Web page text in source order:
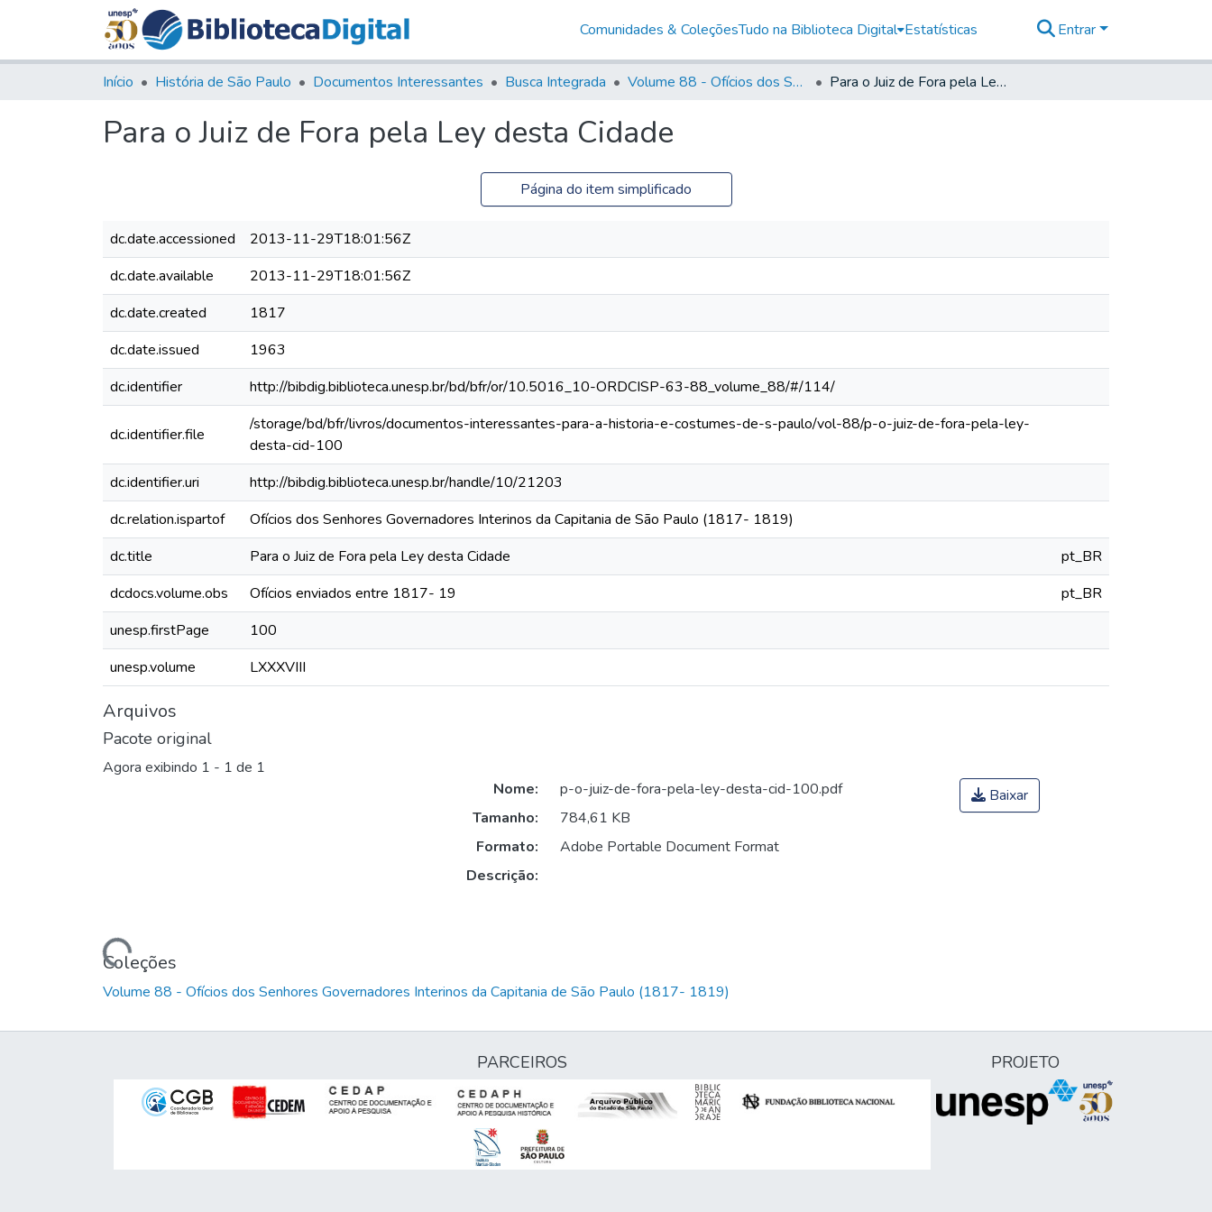
Comunidades & ColeçõesTudo na Biblioteca Digital Estatísticas Entrar
Início História de São Paulo Documentos Interessantes Busca Integrada Volume 88 - Ofícios dos Senhores Governadores Interinos da Capitania de São Paulo (1817- 1819) Para o Juiz de Fora pela Ley desta Cidade
Para o Juiz de Fora pela Ley desta Cidade
Página do item simplificado
dc.date.accessioned
2013-11-29T18:01:56Z
dc.date.available
2013-11-29T18:01:56Z
dc.date.created
1817
dc.date.issued
1963
dc.identifier
http://bibdig.biblioteca.unesp.br/bd/bfr/or/10.5016_10-ORDCISP-63-88_volume_88/#/114/
dc.identifier.file
/storage/bd/bfr/livros/documentos-interessantes-para-a-historia-e-costumes-de-s-paulo/vol-88/p-o-juiz-de-fora-pela-ley-
desta-cid-100
dc.identifier.uri
http://bibdig.biblioteca.unesp.br/handle/10/21203
dc.relation.ispartof
Ofícios dos Senhores Governadores Interinos da Capitania de São Paulo (1817- 1819)
dc.title
Para o Juiz de Fora pela Ley desta Cidade
pt_BR
dcdocs.volume.obs
Ofícios enviados entre 1817- 19
pt_BR
unesp.firstPage
100
unesp.volume
LXXXVIII
Arquivos
Pacote original
Agora exibindo 1 - 1 de 1
Carregando...
Nome:
p-o-juiz-de-fora-pela-ley-desta-cid-100.pdf
Tamanho:
784,61 KB
Formato:
Adobe Portable Document Format
Descrição:
Baixar
Coleções
Volume 88 - Ofícios dos Senhores Governadores Interinos da Capitania de São Paulo (1817- 1819)
PARCEIROS PROJETO